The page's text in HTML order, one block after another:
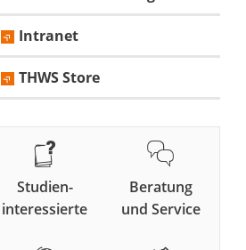
Intranet
THWS Store
Studien-
interessierte
Beratung
und Service